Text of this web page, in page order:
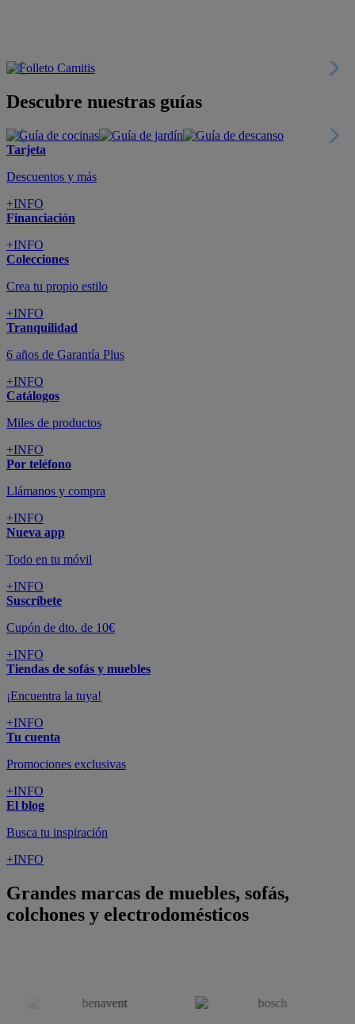
Descubre nuestras guías
Tarjeta
Descuentos y más
+INFO
Financiación
+INFO
Colecciones
Crea tu propio estilo
+INFO
Tranquilidad
6 años de Garantía Plus
+INFO
Catálogos
Miles de productos
+INFO
Por teléfono
Llámanos y compra
+INFO
Nueva app
Todo en tu móvil
+INFO
Suscríbete
Cupón de dto. de 10€
+INFO
Tiendas de sofás y muebles
¡Encuentra la tuya!
+INFO
Tu cuenta
Promociones exclusivas
+INFO
El blog
Busca tu inspiración
+INFO
Grandes marcas de muebles, sofás,
colchones y electrodomésticos